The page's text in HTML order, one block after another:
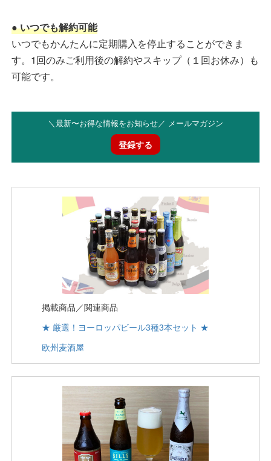
● いつでも解約可能
いつでもかんたんに定期購入を停止することができま
す。1回のみご利用後の解約やスキップ（１回お休み）も
可能です。
＼最新〜お得な情報をお知らせ／ メールマガジン
登録する
掲載商品／関連商品
★ 厳選！ヨーロッパビール3種3本セット ★
欧州麦酒屋